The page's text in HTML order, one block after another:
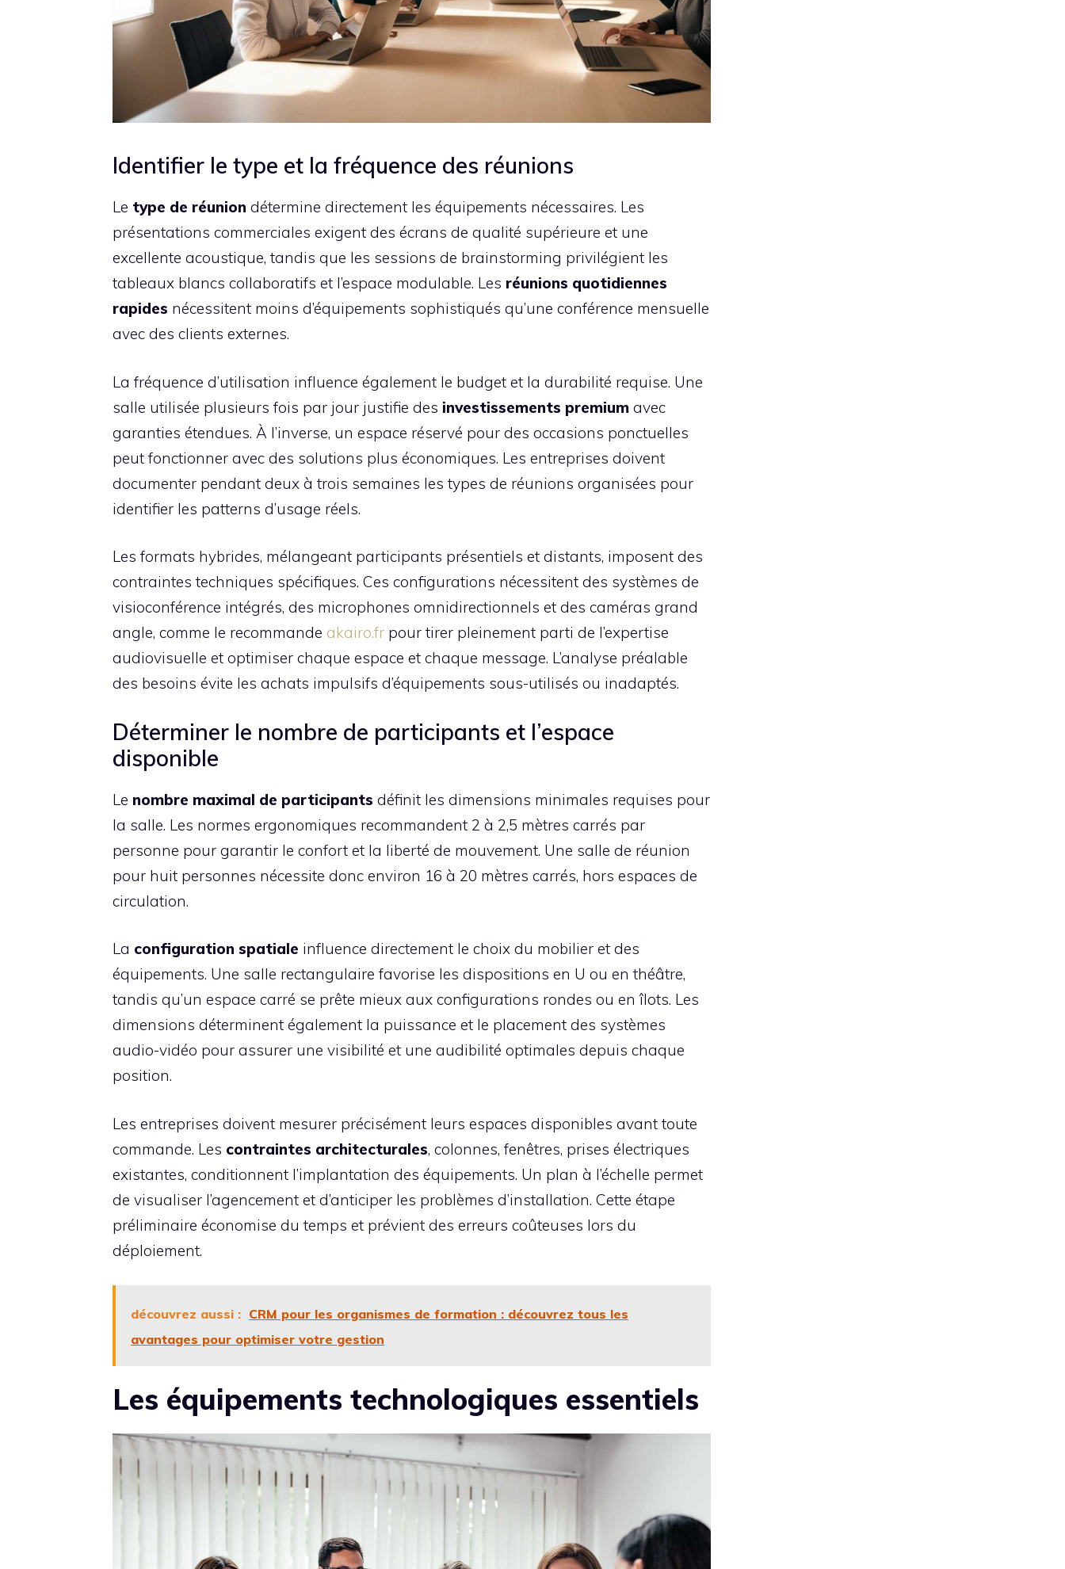
Identifier le type et la fréquence des réunions
Le type de réunion détermine directement les équipements nécessaires. Les
présentations commerciales exigent des écrans de qualité supérieure et une
excellente acoustique, tandis que les sessions de brainstorming privilégient les
tableaux blancs collaboratifs et l’espace modulable. Les réunions quotidiennes
rapides nécessitent moins d’équipements sophistiqués qu’une conférence mensuelle
avec des clients externes.
La fréquence d’utilisation influence également le budget et la durabilité requise. Une
salle utilisée plusieurs fois par jour justifie des investissements premium avec
garanties étendues. À l’inverse, un espace réservé pour des occasions ponctuelles
peut fonctionner avec des solutions plus économiques. Les entreprises doivent
documenter pendant deux à trois semaines les types de réunions organisées pour
identifier les patterns d’usage réels.
Les formats hybrides, mélangeant participants présentiels et distants, imposent des
contraintes techniques spécifiques. Ces configurations nécessitent des systèmes de
visioconférence intégrés, des microphones omnidirectionnels et des caméras grand
angle, comme le recommande akairo.fr pour tirer pleinement parti de l’expertise
audiovisuelle et optimiser chaque espace et chaque message. L’analyse préalable
des besoins évite les achats impulsifs d’équipements sous-utilisés ou inadaptés.
Déterminer le nombre de participants et l’espace
disponible
Le nombre maximal de participants définit les dimensions minimales requises pour
la salle. Les normes ergonomiques recommandent 2 à 2,5 mètres carrés par
personne pour garantir le confort et la liberté de mouvement. Une salle de réunion
pour huit personnes nécessite donc environ 16 à 20 mètres carrés, hors espaces de
circulation.
La configuration spatiale influence directement le choix du mobilier et des
équipements. Une salle rectangulaire favorise les dispositions en U ou en théâtre,
tandis qu’un espace carré se prête mieux aux configurations rondes ou en îlots. Les
dimensions déterminent également la puissance et le placement des systèmes
audio-vidéo pour assurer une visibilité et une audibilité optimales depuis chaque
position.
Les entreprises doivent mesurer précisément leurs espaces disponibles avant toute
commande. Les contraintes architecturales, colonnes, fenêtres, prises électriques
existantes, conditionnent l’implantation des équipements. Un plan à l’échelle permet
de visualiser l’agencement et d’anticiper les problèmes d’installation. Cette étape
préliminaire économise du temps et prévient des erreurs coûteuses lors du
déploiement.
découvrez aussi : CRM pour les organismes de formation : découvrez tous les
avantages pour optimiser votre gestion
Les équipements technologiques essentiels